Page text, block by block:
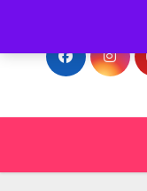
content